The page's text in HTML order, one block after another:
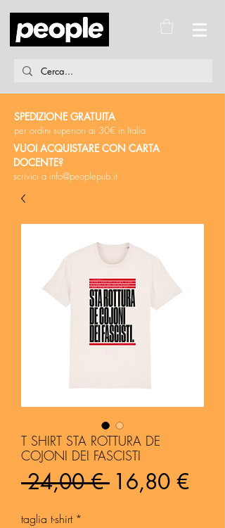
SPEDIZIONE GRATUITA
per ordini superiori ai 30€ in Italia
VUOI ACQUISTARE CON CARTA
DOCENTE?
scrivici a info@peoplepub.it
T SHIRT STA ROTTURA DE
COJONI DEI FASCISTI
24,00 € Prezzo
16,80 €
taglia t-shirt *